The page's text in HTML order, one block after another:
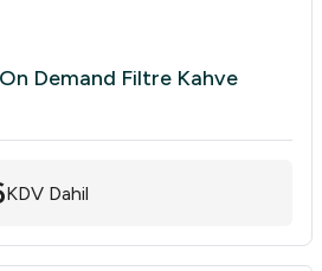
Demand Filtre Kahve
KDV Dahil